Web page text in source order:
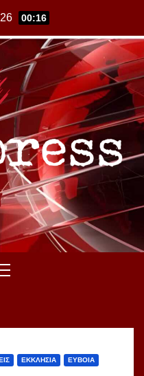
00:16
ΕΚΚΛΗΣΙΑ ΕΥΒΟΙΑ